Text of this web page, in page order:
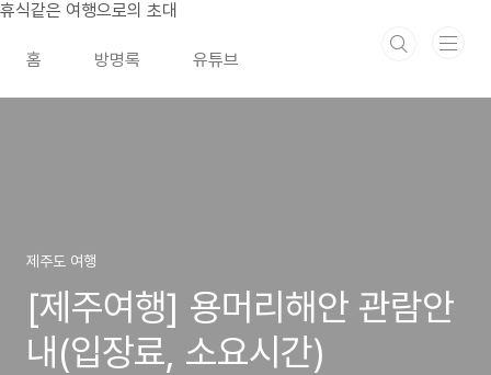
본문 바로가기
휴식같은 여행으로의 초대
홈 방명록 유튜브
제주도 여행
[제주여행] 용머리해안 관람안
내(입장료, 소요시간)